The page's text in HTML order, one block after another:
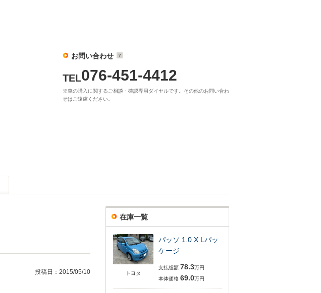
お問い合わせ
TEL076-451-4412
※車の購入に関するご相談・確認専用ダイヤルです。その他のお問い合わ
せはご遠慮ください。
投稿日： 2015/05/10
在庫一覧
トヨタ
パッソ 1.0 X Lパッ
ケージ
支払総額 78.3万円
本体価格 69.0万円